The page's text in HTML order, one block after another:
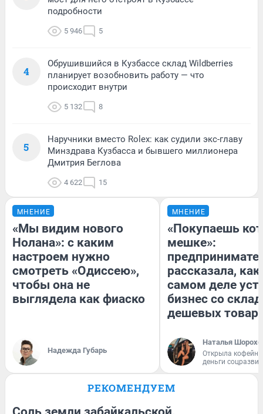
подробности
5 946 5
4
Обрушившийся в Кузбассе склад Wildberries
планирует возобновить работу — что
происходит внутри
5 132 8
5
Наручники вместо Rolex: как судили экс-главу
Минздрава Кузбасса и бывшего миллионера
Дмитрия Беглова
4 622 15
МНЕНИЕ
«Мы видим нового
Нолана»: с каким
настроем нужно
смотреть «Одиссею»,
чтобы она не
выглядела как фиаско
Надежда Губарь
МНЕНИЕ
«Покупаешь
мешке»:
рассказала, как
самом деле
бизнес со
дешевых
Наталья
Открыла
деньги
РЕКОМЕНДУЕМ